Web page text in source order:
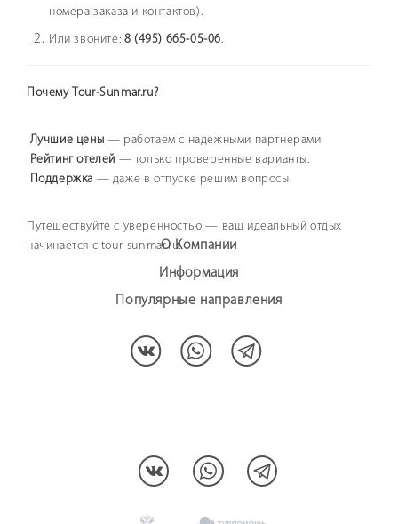
номера заказа и контактов).
Или звоните: 8 (495) 665-05-06.
Почему Tour-Sunmar.ru?
Лучшие цены — работаем с надежными партнерами
Рейтинг отелей — только проверенные варианты.
Поддержка — даже в отпуске решим вопросы.
Путешествуйте с уверенностью — ваш идеальный отдых
начинается с tour-sunmar.ru!О Компании
Информация
Популярные направления